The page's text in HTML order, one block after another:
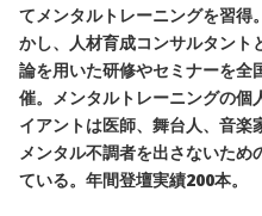
てメンタルトレーニングを習得
かし、人材育成コンサルタント
論を用いた研修やセミナーを全
催。メンタルトレーニングの個
イアントは医師、舞台人、音楽
メンタル不調者を出さないため
ている。年間登壇実績200本。